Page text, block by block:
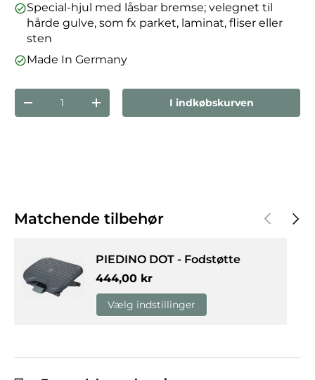
Special-hjul med låsbar bremse; velegnet til
hårde gulve, som fx parket, laminat, fliser eller
sten
Made In Germany
Antal
Reducer mængdenForøg mængdenI indkøbskurven
Matchende tilbehør Forrige
PIEDINO DOT - Fodstøtte
Normalpris
444,00 kr
Vælg indstillinger